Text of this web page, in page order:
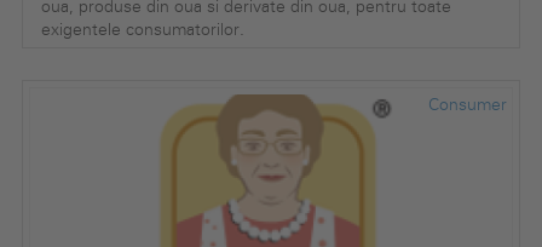
oua, produse din oua si derivate din oua, pentru toate
exigentele consumatorilor.
Consumer